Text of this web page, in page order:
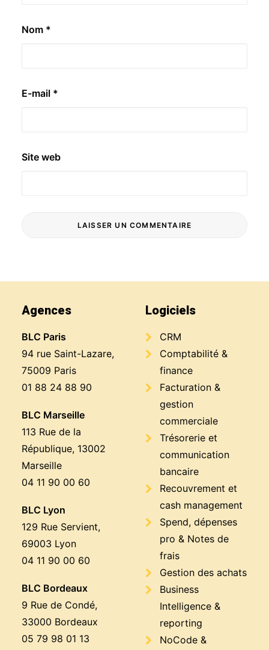
Nom *
E-mail *
Site web
Agences
BLC Paris
94 rue Saint-Lazare,
75009 Paris
01 88 24 88 90
BLC Marseille
113 Rue de la
République, 13002
Marseille
04 11 90 00 60
BLC Lyon
129 Rue Servient,
69003 Lyon
04 11 90 00 60
BLC Bordeaux
9 Rue de Condé,
33000 Bordeaux
05 79 98 01 13
Logiciels
CRM
Comptabilité &
finance
Facturation &
gestion
commerciale
Trésorerie et
communication
bancaire
Recouvrement et
cash management
Spend, dépenses
pro & Notes de
frais
Gestion des achats
Business
Intelligence &
reporting
NoCode &